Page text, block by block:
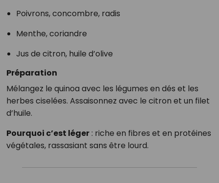
Poivrons, concombre, radis
Menthe, coriandre
Jus de citron, huile d’olive
Préparation
Mélangez le quinoa avec les légumes en dés et les
herbes ciselées. Assaisonnez avec le citron et un filet
d’huile.
Pourquoi c’est léger: riche en fibres et en protéines
végétales, rassasiant sans être lourd.